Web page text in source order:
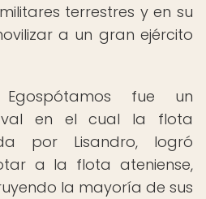
terrestres y en su
a un gran ejército
fue un
en el cual la flota
por Lisandro, logró
a la flota ateniense,
la mayoría de sus